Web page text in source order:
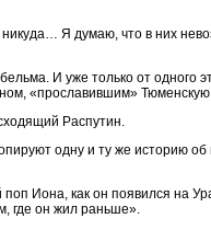
никуда… Я думаю, что в них
И уже только от одного
«прославившим» Тюменскую
Распутин.
одну и ту же историю
Иона, как он появился на
где он жил раньше».